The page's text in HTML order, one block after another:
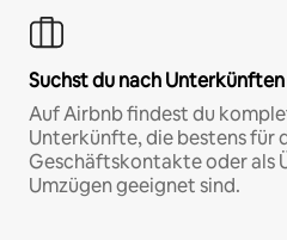
Suchst du nach
Auf Airbnb findest du
Unterkünfte, die bestens für
Geschäftskontakte oder als
Umzügen geeignet sind.